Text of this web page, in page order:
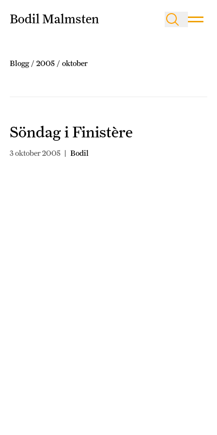
Bodil Malmsten
Blogg / 2005 / oktober
Söndag i Finistère
3 oktober 2005 | Bodil